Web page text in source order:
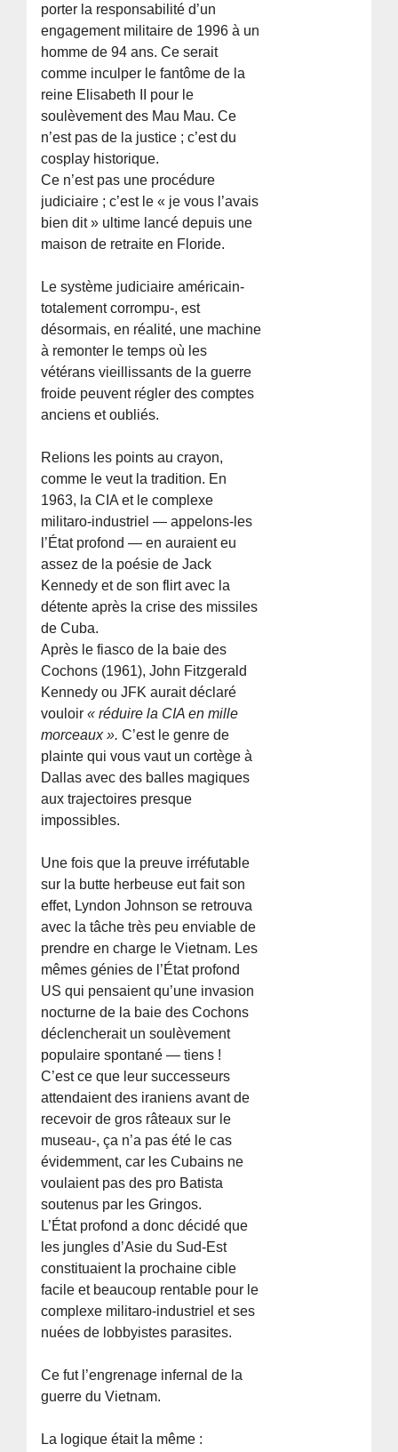
porter la responsabilité d’un
engagement militaire de 1996 à un
homme de 94 ans. Ce serait
comme inculper le fantôme de la
reine Elisabeth II pour le
soulèvement des Mau Mau. Ce
n’est pas de la justice ; c’est du
cosplay historique.
Ce n’est pas une procédure
judiciaire ; c’est le « je vous l’avais
bien dit » ultime lancé depuis une
maison de retraite en Floride.
Le système judiciaire américain-
totalement corrompu-, est
désormais, en réalité, une machine
à remonter le temps où les
vétérans vieillissants de la guerre
froide peuvent régler des comptes
anciens et oubliés.
Relions les points au crayon,
comme le veut la tradition. En
1963, la CIA et le complexe
militaro-industriel — appelons-les
l’État profond — en auraient eu
assez de la poésie de Jack
Kennedy et de son flirt avec la
détente après la crise des missiles
de Cuba.
Après le fiasco de la baie des
Cochons (1961), John Fitzgerald
Kennedy ou JFK aurait déclaré
vouloir« réduire la CIA en mille
morceaux ». C’est le genre de
plainte qui vous vaut un cortège à
Dallas avec des balles magiques
aux trajectoires presque
impossibles.
Une fois que la preuve irréfutable
sur la butte herbeuse eut fait son
effet, Lyndon Johnson se retrouva
avec la tâche très peu enviable de
prendre en charge le Vietnam. Les
mêmes génies de l’État profond
US qui pensaient qu’une invasion
nocturne de la baie des Cochons
déclencherait un soulèvement
populaire spontané — tiens !
C’est ce que leur successeurs
attendaient des iraniens avant de
recevoir de gros râteaux sur le
museau-, ça n’a pas été le cas
évidemment, car les Cubains ne
voulaient pas des pro Batista
soutenus par les Gringos.
L’État profond a donc décidé que
les jungles d’Asie du Sud-Est
constituaient la prochaine cible
facile et beaucoup rentable pour le
complexe militaro-industriel et ses
nuées de lobbyistes parasites.
Ce fut l’engrenage infernal de la
guerre du Vietnam.
La logique était la même :